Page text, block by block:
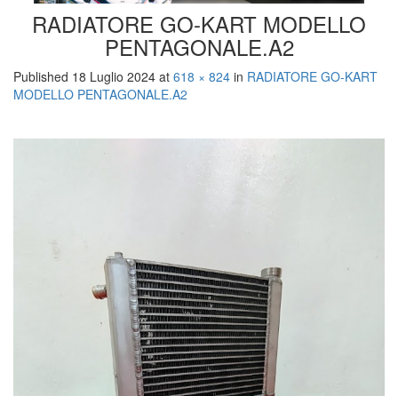
RADIATORE GO-KART MODELLO
PENTAGONALE.A2
Published 18 Luglio 2024 at 618 × 824 in RADIATORE GO-KART
MODELLO PENTAGONALE.A2